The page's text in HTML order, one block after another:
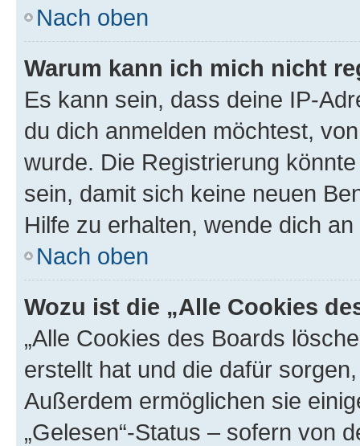
Nach oben
Warum kann ich mich nicht
Es kann sein, dass deine IP-
du dich anmelden möchtest,
wurde. Die Registrierung
sein, damit sich keine neuen
Hilfe zu erhalten, wende dich
Nach oben
Wozu ist die „Alle Cookies
„Alle Cookies des Boards
erstellt hat und die dafür
Außerdem ermöglichen sie
„Gelesen“-Status – sofern von